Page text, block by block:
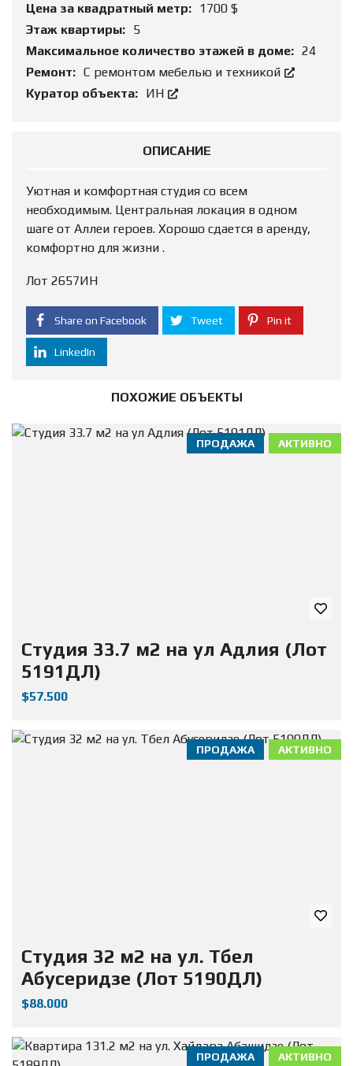
Цена за квадратный метр: 1700 $
Этаж квартиры: 5
Максимальное количество этажей в доме: 24
Ремонт: С ремонтом мебелью и техникой
Куратор объекта: ИН
ОПИСАНИЕ
Уютная и комфортная студия со всем
необходимым. Центральная локация в одном
шаге от Аллеи героев. Хорошо сдается в аренду,
комфортно для жизни .
Лот 2657ИН
Share on Facebook Tweet Pin it
LinkedIn
ПОХОЖИЕ ОБЪЕКТЫ
АКТИВНО
ПРОДАЖА
Студия 33.7 м2 на ул Адлия (Лот
5191ДЛ)
$57.500
АКТИВНО
ПРОДАЖА
Студия 32 м2 на ул. Тбел
Абусеридзе (Лот 5190ДЛ)
$88.000
АКТИВНО
ПРОДАЖА